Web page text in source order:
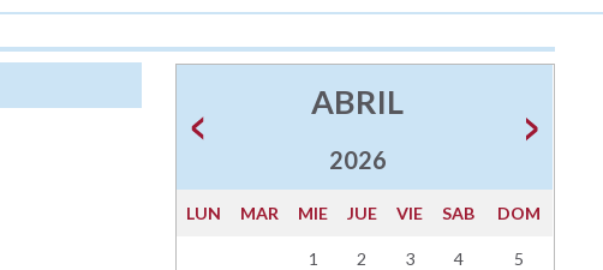
ABRIL
2026
LUN MAR MIE JUE VIE SAB DOM
1 2 3 4 5